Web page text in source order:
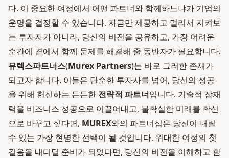
다. 이 중요한 여정에서 어떤 파트너와 함께하느냐가 기업의
운명을 결정할 수 있습니다. 자금만 제공하고 멀리서 지켜보
는 투자자가 아니라, 당신의 비전을 공유하고, 가장 어려운
순간에 곁에서 함께 문제를 해결해 줄 동반자가 필요합니다.
뮤렉스파트너스(Murex Partners)는 바로 그러한 존재가
되고자 합니다. 이들은 단순한 투자사를 넘어, 당신의 성공
을 위해 헌신하는 든든한 전략적 파트너입니다. 기술적 잠재
력을 비즈니스 성공으로 이끌어내고, 불확실한 미래를 확신
으로 바꾸고 싶다면, MUREX와의 파트너십은 당신이 내릴
수 있는 가장 현명한 선택이 될 것입니다. 위대한 여정의 첫
걸음을 내디딜 준비가 되었다면, 당신의 비전을 이해하고 함